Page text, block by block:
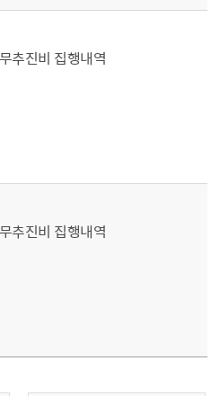
추진비 집행내역
추진비 집행내역
다음 페이지